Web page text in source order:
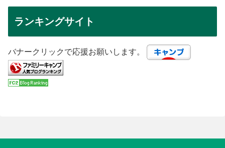
ランキングサイト
バナークリックで応援お願いします。